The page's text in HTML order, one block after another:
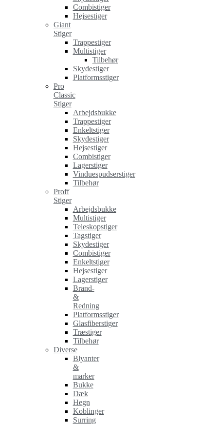
Combistiger
Hejsestiger
Giant
Stiger
Trappestiger
Multistiger
Tilbehør
Skydestiger
Platformsstiger
Pro
Classic
Stiger
Arbejdsbukke
Trappestiger
Enkeltstiger
Skydestiger
Hejsestiger
Combistiger
Lagerstiger
Vinduespudserstiger
Tilbehør
Proff
Stiger
Arbejdsbukke
Multistiger
Teleskopstiger
Tagstiger
Skydestiger
Combistiger
Enkeltstiger
Hejsestiger
Lagerstiger
Brand-
&
Redning
Platformsstiger
Glasfiberstiger
Træstiger
Tilbehør
Diverse
Blyanter
&
marker
Bukke
Dæk
Hegn
Koblinger
Surring